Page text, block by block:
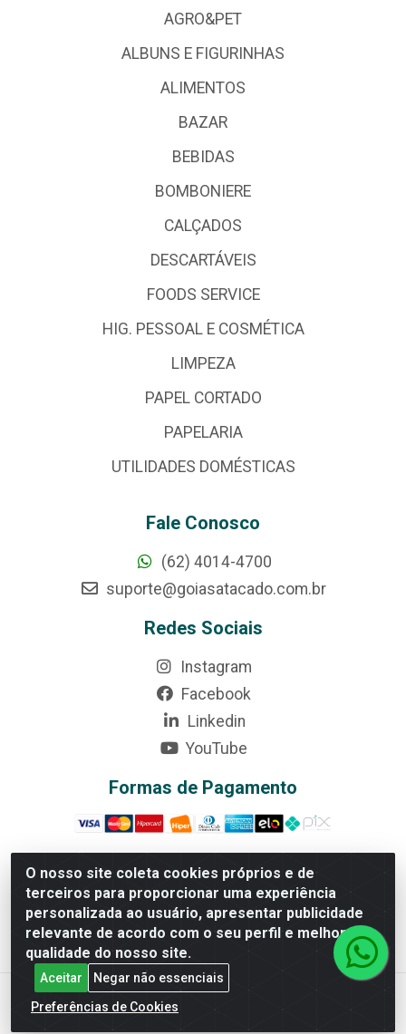
O nosso site coleta cookies próprios e de
terceiros para proporcionar uma experiência
personalizada ao usuário, apresentar publicidade
relevante de acordo com o seu perfil e melhorar a
qualidade do nosso site.
Aceitar
Negar não essenciais
Preferências de Cookies
AGRO&PET
ALBUNS E FIGURINHAS
ALIMENTOS
BAZAR
BEBIDAS
BOMBONIERE
CALÇADOS
DESCARTÁVEIS
FOODS SERVICE
HIG. PESSOAL E COSMÉTICA
LIMPEZA
PAPEL CORTADO
PAPELARIA
UTILIDADES DOMÉSTICAS
Fale Conosco
(62) 4014-4700
suporte@goiasatacado.com.br
Redes Sociais
Instagram
Facebook
Linkedin
YouTube
Formas de Pagamento
Rede Brasil - Avenida Universitária, nº 3860, Jardim das
Américas II Etapa - Anápolis/GO - CEP 75070-415 -
CNPJ 07.728.073/0002-24